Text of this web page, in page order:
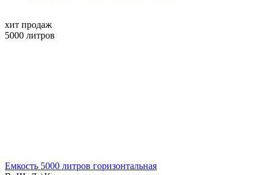
хит продаж
5000 литров
Емкость 5000 литров горизонтальная